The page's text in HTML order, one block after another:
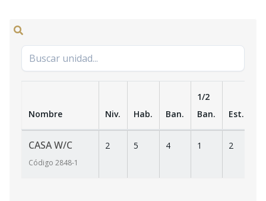
Nombre Niv. Hab. Ban.
1/2
Ban.
Est.
CASA W/C
Código 2848-1
2 5 4 1 2